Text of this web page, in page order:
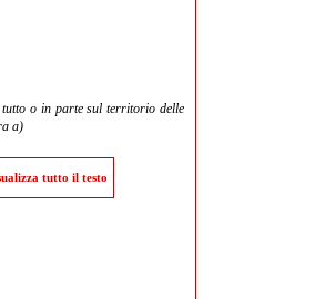
o in parte sul territorio delle
a)
tutto il testo